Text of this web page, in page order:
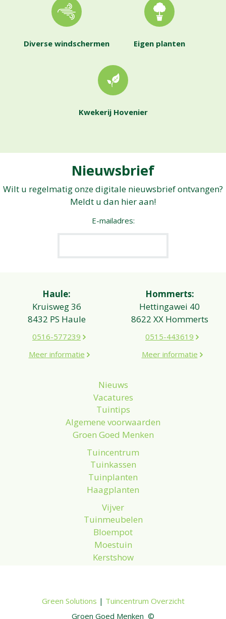
Diverse windschermen Eigen planten
Kwekerij Hovenier
Nieuwsbrief
Wilt u regelmatig onze digitale nieuwsbrief ontvangen?
Meldt u dan hier aan!
E-mailadres:
Haule:
Kruisweg 36
8432 PS Haule
0516-577239
Meer informatie
Hommerts:
Hettingawei 40
8622 XX Hommerts
0515-443619
Meer informatie
Nieuws
Vacatures
Tuintips
Algemene voorwaarden
Groen Goed Menken
Tuincentrum
Tuinkassen
Tuinplanten
Haagplanten
Vijver
Tuinmeubelen
Bloempot
Moestuin
Kerstshow
Groen Goed Menken ©
Green Solutions | Tuincentrum Overzicht